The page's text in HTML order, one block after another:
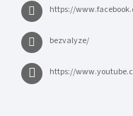
https://
bezvalyze/
https://